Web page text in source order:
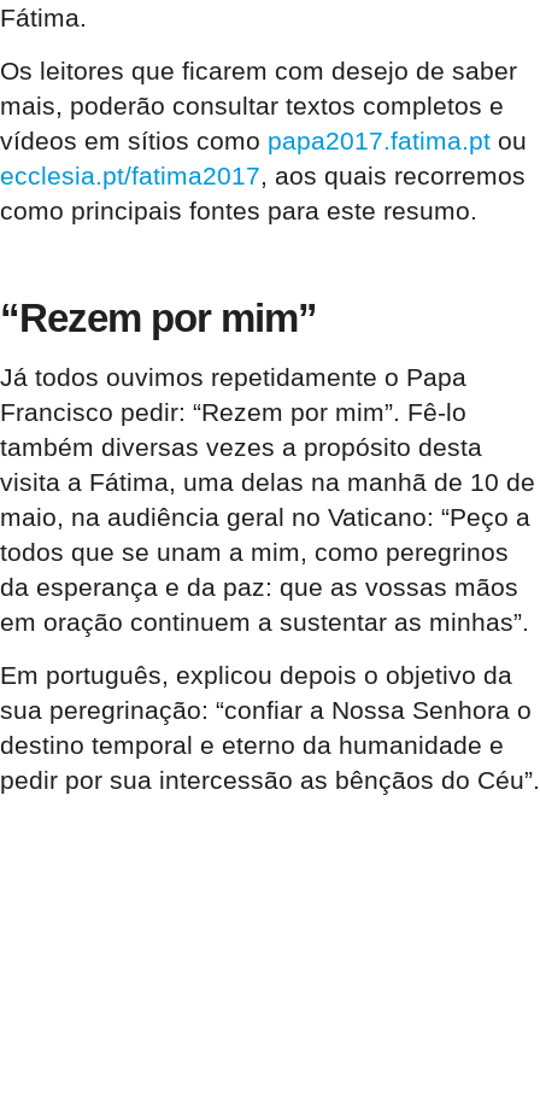
Fátima.
Os leitores que ficarem com desejo de saber
mais, poderão consultar textos completos e
vídeos em sítios como papa2017.fatima.pt ou
ecclesia.pt/fatima2017, aos quais recorremos
como principais fontes para este resumo.
“Rezem por mim”
Já todos ouvimos repetidamente o Papa
Francisco pedir: “Rezem por mim”. Fê-lo
também diversas vezes a propósito desta
visita a Fátima, uma delas na manhã de 10 de
maio, na audiência geral no Vaticano: “Peço a
todos que se unam a mim, como peregrinos
da esperança e da paz: que as vossas mãos
em oração continuem a sustentar as minhas”.
Em português, explicou depois o objetivo da
sua peregrinação: “confiar a Nossa Senhora o
destino temporal e eterno da humanidade e
pedir por sua intercessão as bênçãos do Céu”.